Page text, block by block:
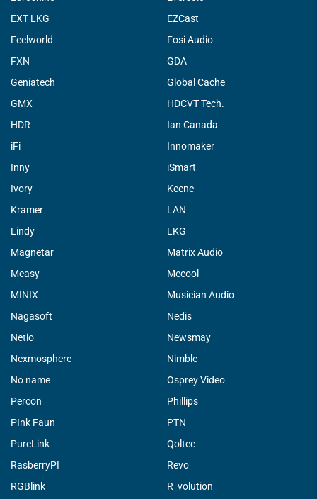
EXT LKG
EZCast
Feelworld
Fosi Audio
FXN
GDA
Geniatech
Global Cache
GMX
HDCVT Tech.
HDR
Ian Canada
iFi
Innomaker
Inny
iSmart
Ivory
Keene
Kramer
LAN
Lindy
LKG
Magnetar
Matrix Audio
Measy
Mecool
MINIX
Musician Audio
Nagasoft
Nedis
Netio
Newsmay
Nexmosphere
Nimble
No name
Osprey Video
Percon
Phillips
PInk Faun
PTN
PureLink
Qoltec
RasberryPI
Revo
RGBlink
R_volution